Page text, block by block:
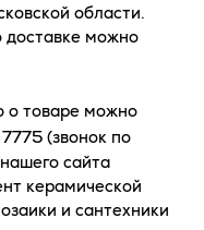
области.
можно
товаре можно
(звонок по
сайта
керамической
и сантехники